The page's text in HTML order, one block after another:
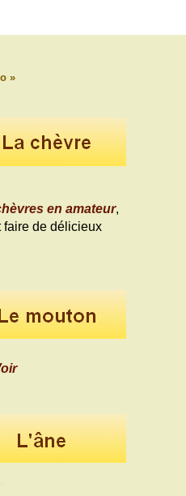
»
en amateur,
faire de délicieux